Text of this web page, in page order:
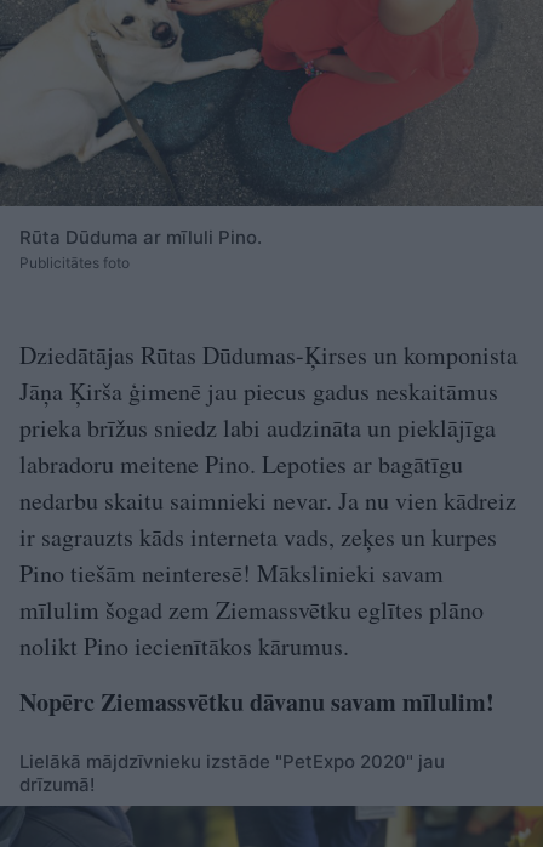
Rūta Dūduma ar mīluli Pino.
Publicitātes foto
Dziedātājas Rūtas Dūdumas-Ķirses un komponista
Jāņa Ķirša ģimenē jau piecus gadus neskaitāmus
prieka brīžus sniedz labi audzināta un pieklājīga
labradoru meitene Pino. Lepoties ar bagātīgu
nedarbu skaitu saimnieki nevar. Ja nu vien kādreiz
ir sagrauzts kāds interneta vads, zeķes un kurpes
Pino tiešām neinteresē! Mākslinieki savam
mīlulim šogad zem Ziemassvētku eglītes plāno
nolikt Pino iecienītākos kārumus.
Nopērc Ziemassvētku dāvanu savam mīlulim!
Lielākā mājdzīvnieku izstāde "PetExpo 2020" jau
drīzumā!